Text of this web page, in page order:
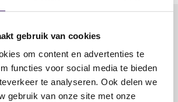
gebruik van cookies
om content en advertenties te
functies voor social media te bieden
te analyseren. Ook delen we
gebruik van onze site met onze
e
s
t
Personeelsoptie
Koop
Nee